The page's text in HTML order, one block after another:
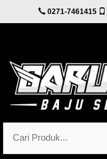
0271-7461415